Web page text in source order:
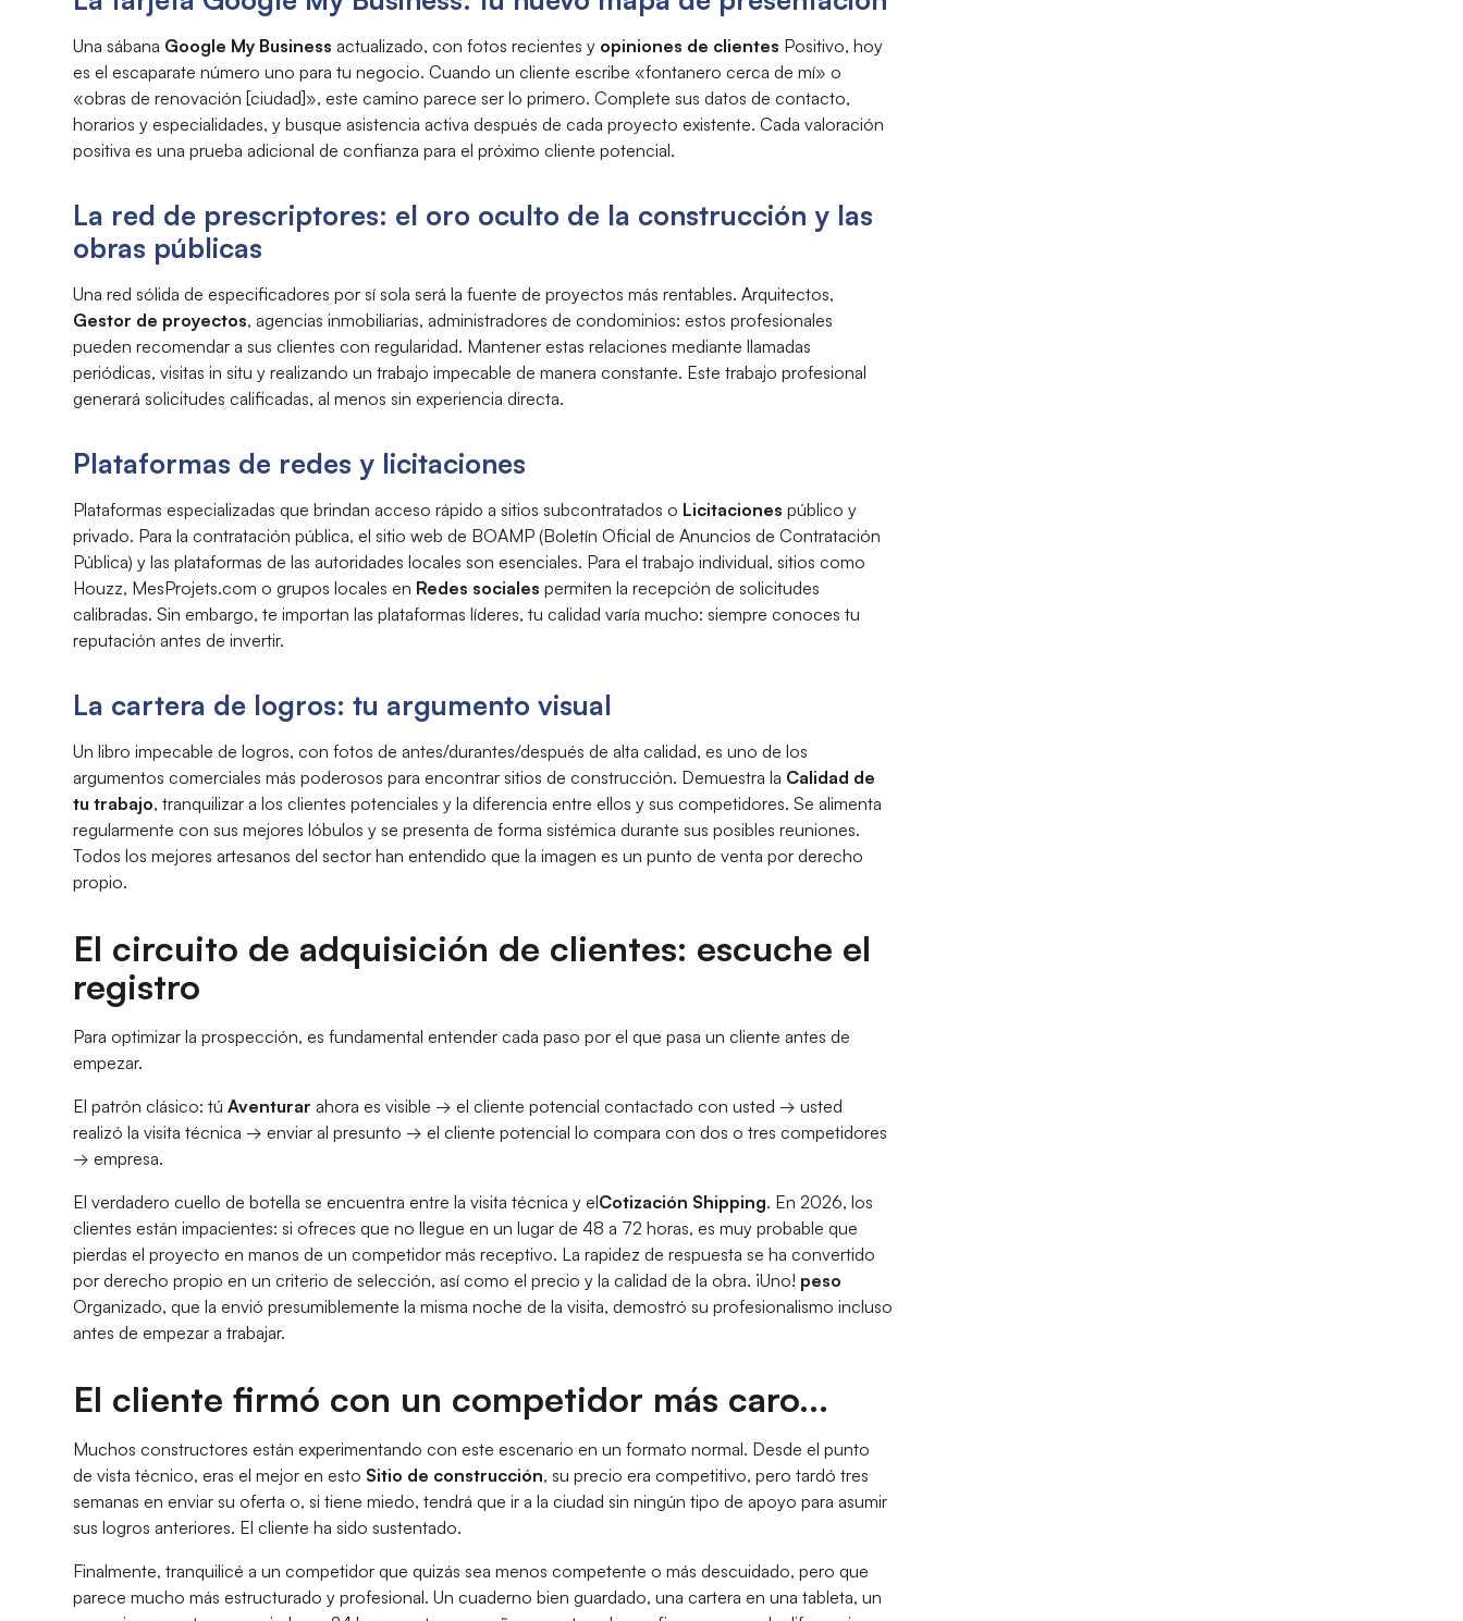
Una sábana Google My Business actualizado, con fotos recientes y opiniones de clientes Positivo, hoy
es el escaparate número uno para tu negocio. Cuando un cliente escribe «fontanero cerca de mí» o
«obras de renovación [ciudad]», este camino parece ser lo primero. Complete sus datos de contacto,
horarios y especialidades, y busque asistencia activa después de cada proyecto existente. Cada valoración
positiva es una prueba adicional de confianza para el próximo cliente potencial.
La red de prescriptores: el oro oculto de la construcción y las
obras públicas
Una red sólida de especificadores por sí sola será la fuente de proyectos más rentables. Arquitectos,
Gestor de proyectos, agencias inmobiliarias, administradores de condominios: estos profesionales
pueden recomendar a sus clientes con regularidad. Mantener estas relaciones mediante llamadas
periódicas, visitas in situ y realizando un trabajo impecable de manera constante. Este trabajo profesional
generará solicitudes calificadas, al menos sin experiencia directa.
Plataformas de redes y licitaciones
Plataformas especializadas que brindan acceso rápido a sitios subcontratados o Licitaciones público y
privado. Para la contratación pública, el sitio web de BOAMP (Boletín Oficial de Anuncios de Contratación
Pública) y las plataformas de las autoridades locales son esenciales. Para el trabajo individual, sitios como
Houzz, MesProjets.com o grupos locales en Redes sociales permiten la recepción de solicitudes
calibradas. Sin embargo, te importan las plataformas líderes, tu calidad varía mucho: siempre conoces tu
reputación antes de invertir.
La cartera de logros: tu argumento visual
Un libro impecable de logros, con fotos de antes/durantes/después de alta calidad, es uno de los
argumentos comerciales más poderosos para encontrar sitios de construcción. Demuestra la Calidad de
tu trabajo, tranquilizar a los clientes potenciales y la diferencia entre ellos y sus competidores. Se alimenta
regularmente con sus mejores lóbulos y se presenta de forma sistémica durante sus posibles reuniones.
Todos los mejores artesanos del sector han entendido que la imagen es un punto de venta por derecho
propio.
El circuito de adquisición de clientes: escuche el
registro
Para optimizar la prospección, es fundamental entender cada paso por el que pasa un cliente antes de
empezar.
El patrón clásico: túAventurar ahora es visible → el cliente potencial contactado con usted → usted
realizó la visita técnica → enviar al presunto → el cliente potencial lo compara con dos o tres competidores
→ empresa.
El verdadero cuello de botella se encuentra entre la visita técnica y elCotización Shipping. En 2026, los
clientes están impacientes: si ofreces que no llegue en un lugar de 48 a 72 horas, es muy probable que
pierdas el proyecto en manos de un competidor más receptivo. La rapidez de respuesta se ha convertido
por derecho propio en un criterio de selección, así como el precio y la calidad de la obra. ¡Uno! peso
Organizado, que la envió presumiblemente la misma noche de la visita, demostró su profesionalismo incluso
antes de empezar a trabajar.
El cliente firmó con un competidor más caro...
Muchos constructores están experimentando con este escenario en un formato normal. Desde el punto
de vista técnico, eras el mejor en esto Sitio de construcción, su precio era competitivo, pero tardó tres
semanas en enviar su oferta o, si tiene miedo, tendrá que ir a la ciudad sin ningún tipo de apoyo para asumir
sus logros anteriores. El cliente ha sido sustentado.
Finalmente, tranquilicé a un competidor que quizás sea menos competente o más descuidado, pero que
parece mucho más estructurado y profesional. Un cuaderno bien guardado, una cartera en una tableta, un